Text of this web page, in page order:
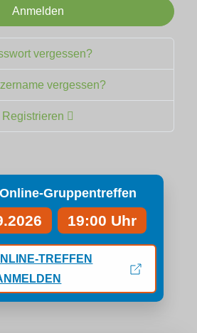
Anmelden
vergessen?
vergessen?
Registrieren
Gruppentreffen
19:00 Uhr
TREFFEN